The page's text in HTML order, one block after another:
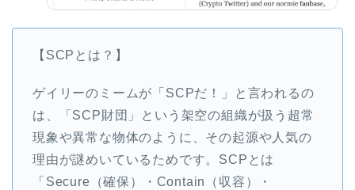
【SCPとは？】
ゲイリーのミームが「SCPだ！」と言われるの
は、「SCP財団」という架空の組織が扱う超常
現象や異常な物体のように、その起源や人気の
理由が謎めいているためです。SCPとは
「Secure（確保）・Contain（収容）・